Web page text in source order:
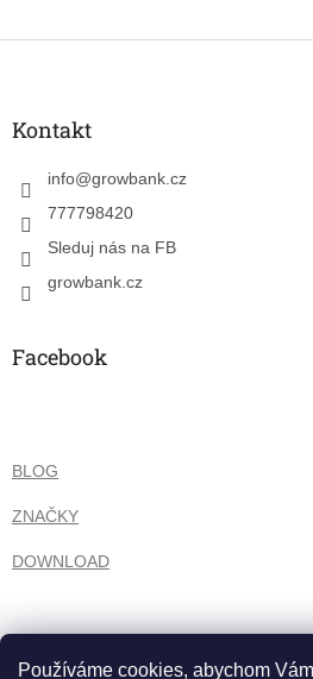
Používáme cookies, abychom
Z
Kontakt
info@growbank.cz
777798420
Sleduj nás na FB
growbank.cz
Facebook
BLOG
ZNAČKY
DOWNLOAD